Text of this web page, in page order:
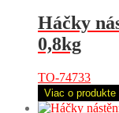
Háčky
0,8kg
TO-74733
Viac o produkte